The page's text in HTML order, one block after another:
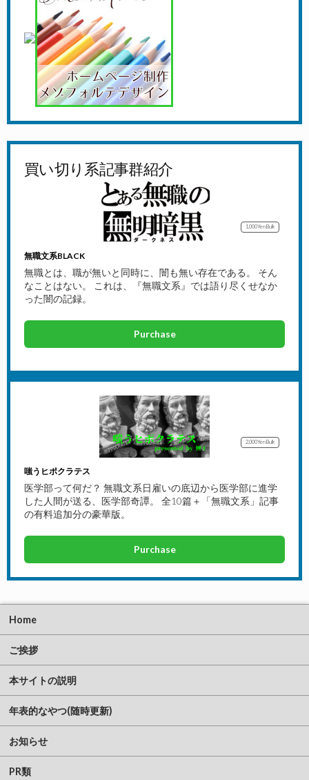
買い切り系記事群紹介
1,000YenBulk
無職文系BLACK
無職とは、職が無いと同時に、闇も無い存在である。 そん
なことはない。 これは、『無職文系』では語り尽くせなか
った闇の記録。
Purchase
2,000YenBulk
嗤うヒポクラテス
医学部って何だ？ 無職文系日雇いの底辺から医学部に進学
した人間が送る、医学部奇譚。 全10篇＋「無職文系」記事
の有料追加分の豪華版。
Purchase
Home
ご挨拶
本サイトの説明
年表的なやつ(随時更新)
お知らせ
PR類